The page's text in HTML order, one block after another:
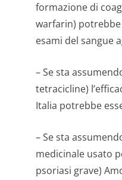
formazione di
warfarin)
esami del sangue
– Se sta
tetracicline)
Italia potrebbe
– Se sta
medicinale usato
psoriasi grave)